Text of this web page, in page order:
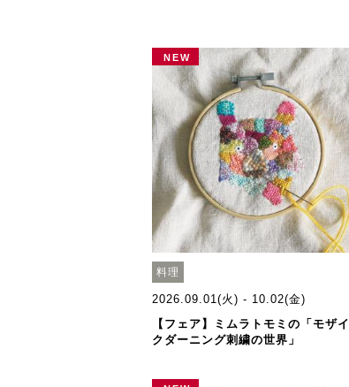
NEW
料理
2026.09.01(火) - 10.02(金)
【フェア】ミムラトモミの「モザイ
クダーニング刺繍の世界」